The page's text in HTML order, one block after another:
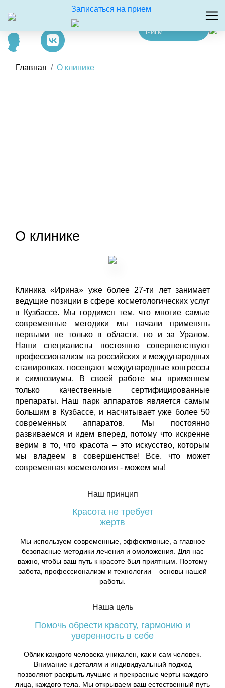
ПРИЕМ
Записаться на прием
Главная О клинике
О клинике
Клиника «Ирина» уже более 27-ти лет занимает
ведущие позиции в сфере косметологических услуг
в Кузбассе. Мы гордимся тем, что многие самые
современные методики мы начали применять
первыми не только в области, но и за Уралом.
Наши специалисты постоянно совершенствуют
профессионализм на российских и международных
стажировках, посещают международные конгрессы
и симпозиумы. В своей работе мы применяем
только качественные сертифицированные
препараты. Наш парк аппаратов является самым
большим в Кузбассе, и насчитывает уже более 50
современных аппаратов. Мы постоянно
развиваемся и идем вперед, потому что искренне
верим в то, что красота – это искусство, которым
мы владеем в совершенстве! Все, что может
современная косметология - можем мы!
Наш принцип
Красота не требует
жертв
Мы используем современные, эффективные, а главное
безопасные методики лечения и омоложения. Для нас
важно, чтобы ваш путь к красоте был приятным. Поэтому
забота, профессионализм и технологии – основы нашей
работы.
Наша цель
Помочь обрести красоту, гармонию и
уверенность в себе
Облик каждого человека уникален, как и сам человек.
Внимание к деталям и индивидуальный подход
позволяют раскрыть лучшие и прекрасные черты каждого
лица, каждого тела. Мы открываем ваш естественный путь